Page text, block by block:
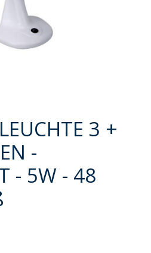
3 +
-
- 5W - 48